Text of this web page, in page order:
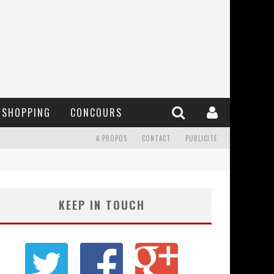
SHOPPING CONCOURS
A PROPOS CONTACT PUBLICITE
KEEP IN TOUCH